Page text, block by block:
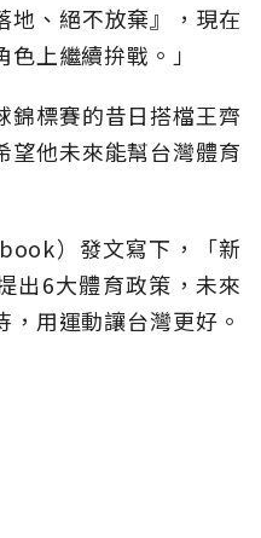
地、絕不放棄』，現在
上繼續拚戰。」
錦標賽的昔日搭檔王齊
望他未來能幫台灣體育
）發文寫下，「新
出6大體育政策，未來
用運動讓台灣更好。